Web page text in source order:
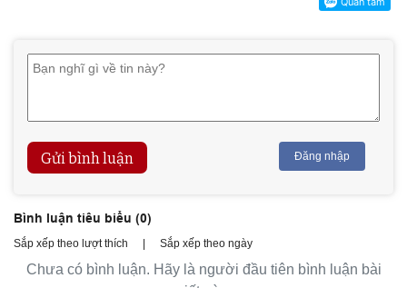
Gửi bình luận Đăng nhập
Bình luận tiêu biểu (0)
Sắp xếp theo lượt thích Sắp xếp theo ngày
Chưa có bình luận. Hãy là người đầu tiên bình luận bài